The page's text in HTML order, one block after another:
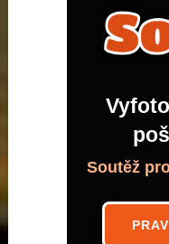
Soutěž